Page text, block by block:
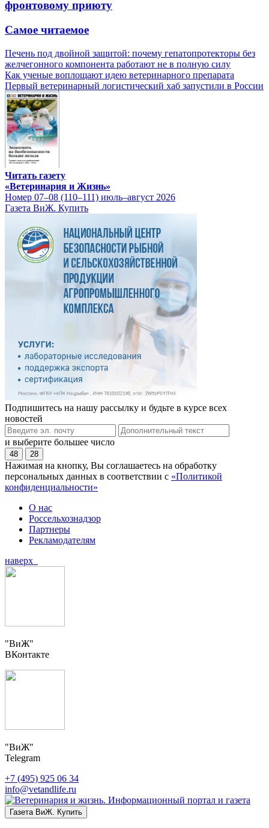
фронтовому приюту
Самое читаемое
Печень под двойной защитой: почему гепатопротекторы без
желчегонного компонента работают не в полную силу
Как ученые воплощают идею ветеринарного препарата
Первый ветеринарный логистический хаб запустили в России
Читать газету
«Ветеринария и Жизнь»
Номер 07–08 (110–111) июль–август 2026
Газета ВиЖ. Купить
Подпишитесь на нашу рассылку и будьте в курсе всех
новостей
и выберите большее число
48 28
Нажимая на кнопку, Вы соглашаетесь на обработку
персональных данных в соответствии с «Политикой
конфиденциальности»
О нас
Россельхознадзор
Партнеры
Рекламодателям
наверх
"ВиЖ"
ВКонтакте
"ВиЖ"
Telegram
+7 (495) 925 06 34
info@vetandlife.ru
Газета ВиЖ. Купить